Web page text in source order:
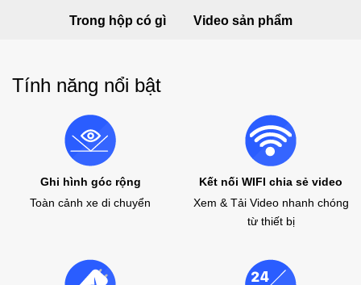
Trong hộp có gì Video sản phẩm
Tính năng nổi bật
Ghi hình góc rộng
Toàn cảnh xe di chuyển
Kết nối WIFI chia sẻ video
Xem & Tải Video nhanh chóng
từ thiết bị